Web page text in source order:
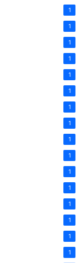
1
1
1
1
1
1
1
1
1
1
1
1
1
1
1
1